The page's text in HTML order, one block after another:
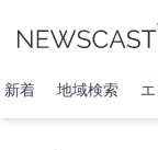
新着 地域検索